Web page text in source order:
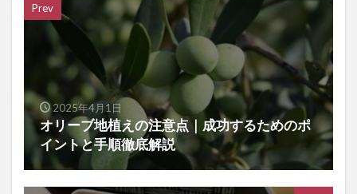
Prev
2025年4月1日
オリーブ地植えの注意点｜成功するためのポ
イントと手順徹底解説